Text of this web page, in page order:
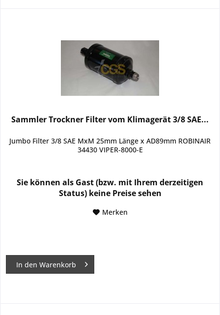
Sammler Trockner Filter vom Klimagerät 3/8 SAE...
Jumbo Filter 3/8 SAE MxM 25mm Länge x AD89mm ROBINAIR
34430 VIPER-8000-E
Sie können als Gast (bzw. mit Ihrem derzeitigen
Status) keine Preise sehen
Merken
In den Warenkorb